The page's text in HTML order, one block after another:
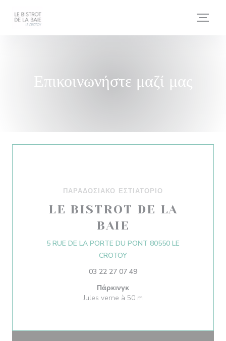
Επικοινωνήστε μαζί μας
ΠΑΡΑΔΟΣΙΑΚΌ ΕΣΤΙΑΤΌΡΙΟ
LE BISTROT DE LA
BAIE
5 RUE DE LA PORTE DU PONT 80550 LE
CROTOY((ανοίγει σε νέο παράθυρο))
03 22 27 07 49
Πάρκινγκ
Jules verne à 50 m